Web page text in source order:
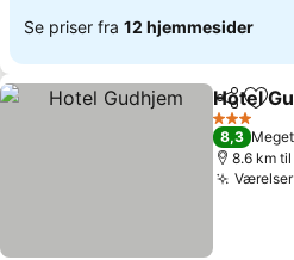
Se priser fra 12 hjemmesider
Del Føj
Hotel
3 Stjerner
8,3
8.6 km